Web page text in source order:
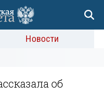
Новости
об